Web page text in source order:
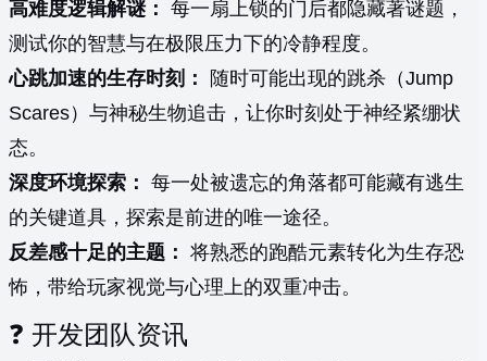
高难度逻辑解谜： 每一扇上锁的门后都隐藏著谜题，
测试你的智慧与在极限压力下的冷静程度。
心跳加速的生存时刻：
随时可能出现的跳杀（Jump
Scares）与神秘生物追击，让你时刻处于神经紧绷状
态。
深度环境探索： 每一处被遗忘的角落都可能藏有逃生
的关键道具，探索是前进的唯一途径。
反差感十足的主题： 将熟悉的跑酷元素转化为生存恐
怖，带给玩家视觉与心理上的双重冲击。
❓ 开发团队资讯